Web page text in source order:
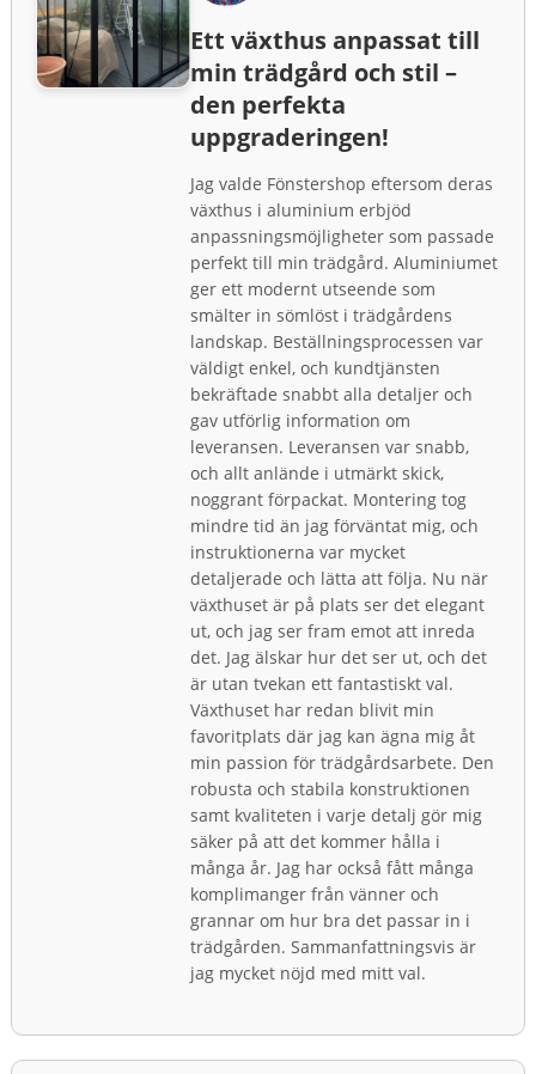
Ett växthus anpassat till
min trädgård och stil –
den perfekta
uppgraderingen!
Jag valde Fönstershop eftersom deras
växthus i aluminium erbjöd
anpassningsmöjligheter som passade
perfekt till min trädgård. Aluminiumet
ger ett modernt utseende som
smälter in sömlöst i trädgårdens
landskap. Beställningsprocessen var
väldigt enkel, och kundtjänsten
bekräftade snabbt alla detaljer och
gav utförlig information om
leveransen. Leveransen var snabb,
och allt anlände i utmärkt skick,
noggrant förpackat. Montering tog
mindre tid än jag förväntat mig, och
instruktionerna var mycket
detaljerade och lätta att följa. Nu när
växthuset är på plats ser det elegant
ut, och jag ser fram emot att inreda
det. Jag älskar hur det ser ut, och det
är utan tvekan ett fantastiskt val.
Växthuset har redan blivit min
favoritplats där jag kan ägna mig åt
min passion för trädgårdsarbete. Den
robusta och stabila konstruktionen
samt kvaliteten i varje detalj gör mig
säker på att det kommer hålla i
många år. Jag har också fått många
komplimanger från vänner och
grannar om hur bra det passar in i
trädgården. Sammanfattningsvis är
jag mycket nöjd med mitt val.